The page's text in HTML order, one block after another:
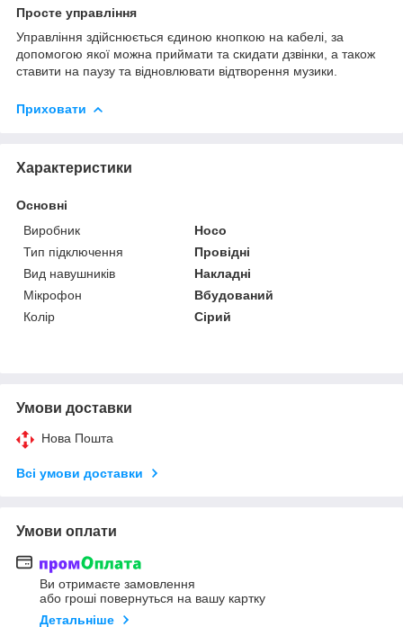
Просте управління
Управління здійснюється єдиною кнопкою на кабелі, за
допомогою якої можна приймати та скидати дзвінки, а також
ставити на паузу та відновлювати відтворення музики.
Приховати
Характеристики
Основні
Виробник
Hoco
Тип підключення
Провідні
Вид навушників
Накладні
Мікрофон
Вбудований
Колір
Сірий
Умови доставки
Нова Пошта
Всі умови доставки
Умови оплати
Ви отримаєте замовлення
або гроші повернуться на вашу картку
Детальніше